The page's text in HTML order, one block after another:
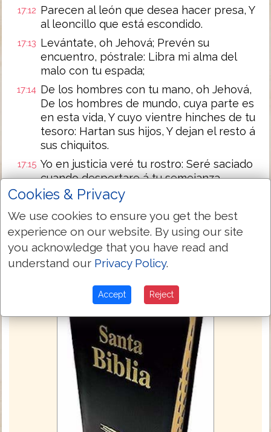
17:12 Parecen al león que desea hacer presa, Y
al leoncillo que está escondido.
17:13 Levántate, oh Jehová; Prevén su
encuentro, póstrale: Libra mi alma del
malo con tu espada;
17:14 De los hombres con tu mano, oh Jehová,
De los hombres de mundo, cuya parte es
en esta vida, Y cuyo vientre hinches de tu
tesoro: Hartan sus hijos, Y dejan el resto á
sus chiquitos.
17:15 Yo en justicia veré tu rostro: Seré saciado
cuando despertare á tu semejanza.
Cookies & Privacy
We use cookies to ensure you get the best
experience on our website. By using our site
you acknowledge that you have read and
understand our Privacy Policy.
Accept Reject